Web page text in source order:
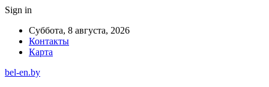
Sign in
Суббота, 8 августа, 2026
Контакты
Карта
bel-en.by